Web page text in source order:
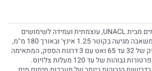
משאבת סחרור למים חמים מבית UNACL, עוצמתית ועמידה לשימושים
תעשייתיים וציבוריים. המשאבה מגיעה בקוטר 1.25 אינץ' ובאורך 180 מ"מ,
ומצוידת במנוע בעל הספק של 32 עד 65 ואט עם 3 דרגות הספק, המתאימה
במיוחד למים חמים בטמפרטורות גבוהות של עד 120 מעלות צלזיוס.